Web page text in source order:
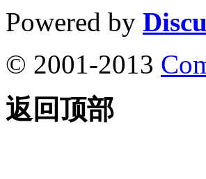
Powered by
© 2001-2013
返回顶部